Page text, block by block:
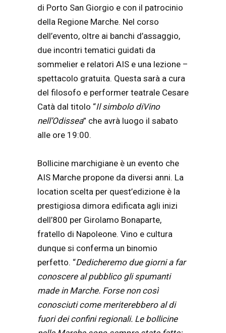
di Porto San Giorgio e con il patrocinio
della Regione Marche. Nel corso
dell’evento, oltre ai banchi d’assaggio,
due incontri tematici guidati da
sommelier e relatori AIS e una lezione –
spettacolo gratuita. Questa sarà a cura
del filosofo e performer teatrale Cesare
Catà dal titolo “Il simbolo diVino
nell’Odissea” che avrà luogo il sabato
alle ore 19:00.
Bollicine marchigiane è un evento che
AIS Marche propone da diversi anni. La
location scelta per quest’edizione è la
prestigiosa dimora edificata agli inizi
dell’800 per Girolamo Bonaparte,
fratello di Napoleone. Vino e cultura
dunque si conferma un binomio
perfetto. “Dedicheremo due giorni a far
conoscere al pubblico gli spumanti
made in Marche. Forse non così
conosciuti come meriterebbero al di
fuori dei confini regionali. Le bollicine